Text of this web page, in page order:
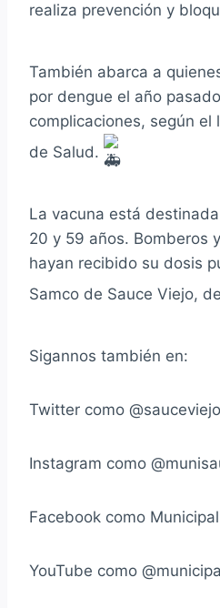
realiza prevención y
También abarca a
por dengue el año
complicaciones, según
de Salud.
La vacuna está
20 y 59 años. Bomberos
hayan recibido su dosis
Samco de Sauce Viejo,
Sigannos también en:
Twitter como
Instagram como
Facebook como
YouTube como